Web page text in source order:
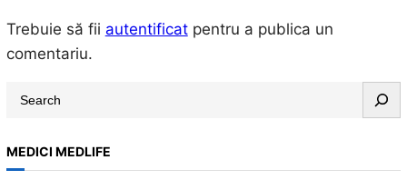
Trebuie să fii autentificatpentru a publica un
comentariu.
a
r
MEDICI MEDLIFE